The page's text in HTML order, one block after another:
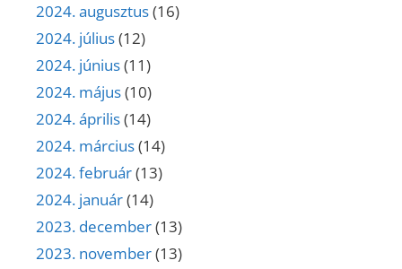
2024. augusztus(16)
2024. július(12)
2024. június(11)
2024. május(10)
2024. április(14)
2024. március(14)
2024. február(13)
2024. január(14)
2023. december(13)
2023. november(13)